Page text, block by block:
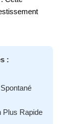
:
Plus Rapide